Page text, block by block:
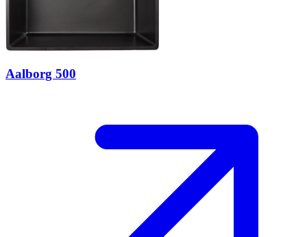
Aalborg 500